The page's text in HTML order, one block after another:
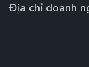
Địa chỉ doanh